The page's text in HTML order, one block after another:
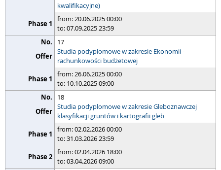
kwalifikacyjne)
from: 20.06.2025 00:00
to: 07.09.2025 23:59
17
Studia podyplomowe w zakresie Ekonomii -
rachunkowości budżetowej
from: 26.06.2025 00:00
to: 10.10.2025 09:00
18
Studia podyplomowe w zakresie Gleboznawczej
klasyfikacji gruntów i kartografii gleb
from: 02.02.2026 00:00
to: 31.03.2026 23:59
from: 02.04.2026 18:00
to: 03.04.2026 09:00